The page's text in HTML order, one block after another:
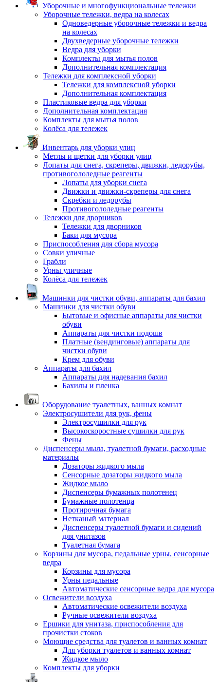
Уборочные и многофункциональные тележки
Уборочные тележки, ведра на колесах
Одноведерные уборочные тележки и ведра
на колесах
Двухведерные уборочные тележки
Ведра для уборки
Комплекты для мытья полов
Дополнительная комплектация
Тележки для комплексной уборки
Тележки для комплексной уборки
Дополнительная комплектация
Пластиковые ведра для уборки
Дополнительная комплектация
Комплекты для мытья полов
Колёса для тележек
Инвентарь для уборки улиц
Метлы и щетки для уборки улиц
Лопаты для снега, скреперы, движки, ледорубы,
противогололедные реагенты
Лопаты для уборки снега
Движки и движки-скреперы для снега
Скребки и ледорубы
Противогололедные реагенты
Тележки для дворников
Тележки для дворников
Баки для мусора
Приспособления для сбора мусора
Совки уличные
Грабли
Урны уличные
Колёса для тележек
Машинки для чистки обуви, аппараты для бахил
Машинки для чистки обуви
Бытовые и офисные аппараты для чистки
обуви
Аппараты для чистки подошв
Платные (вендинговые) аппараты для
чистки обуви
Крем для обуви
Аппараты для бахил
Аппараты для надевания бахил
Бахилы и пленка
Оборудование туалетных, ванных комнат
Электросушители для рук, фены
Электросушилки для рук
Высокоскоростные сушилки для рук
Фены
Диспенсеры мыла, туалетной бумаги, расходные
материалы
Дозаторы жидкого мыла
Сенсорные дозаторы жидкого мыла
Жидкое мыло
Диспенсеры бумажных полотенец
Бумажные полотенца
Протирочная бумага
Нетканый материал
Диспенсеры туалетной бумаги и сидений
для унитазов
Туалетная бумага
Корзины для мусора, педальные урны, сенсорные
ведра
Корзины для мусора
Урны педальные
Автоматические сенсорные ведра для мусора
Освежители воздуха
Автоматические освежители воздуха
Ручные освежители воздуха
Ершики для унитаза, приспособления для
прочистки стоков
Моющие средства для туалетов и ванных комнат
Для уборки туалетов и ванных комнат
Жидкое мыло
Комплекты для уборки